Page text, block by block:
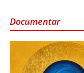
Documentar